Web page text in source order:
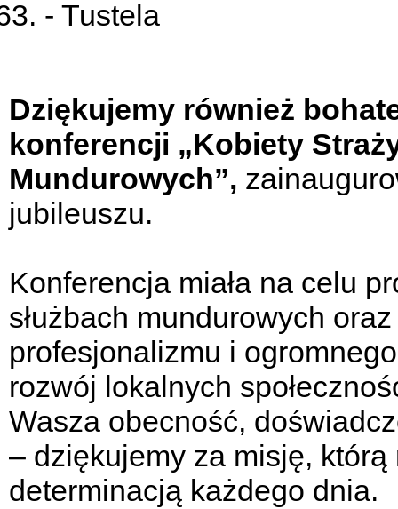
- Tustela
Dziękujemy również
konferencji „Kobiety
Mundurowych”,
jubileuszu.
Konferencja miała na celu
służbach mundurowych
profesjonalizmu i
rozwój lokalnych
Wasza obecność,
– dziękujemy za misję,
determinacją każdego dnia.